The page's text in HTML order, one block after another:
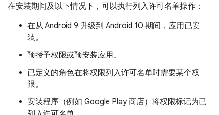
在安装期间及以下情况下，可以执行列入许可名单操作：
在从 Android 9 升级到 Android 10 期间，应用已安
装。
预授予权限或预安装应用。
已定义的角色在将权限列入许可名单时需要某个权
限。
安装程序（例如 Google Play 商店）将权限标记为已